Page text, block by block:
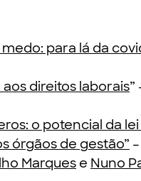
para lá da
direitos laborais”
o potencial da
órgãos de gestão” –
Marques e Nuno